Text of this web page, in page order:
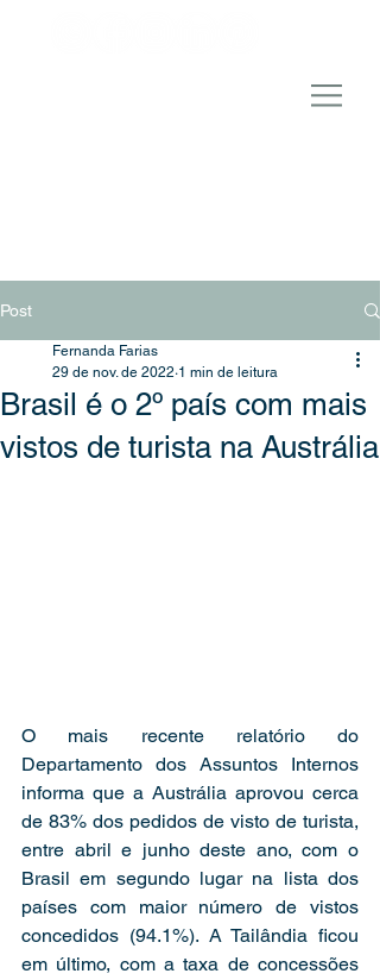
Post
Brasil é o 2º país com mais
vistos de turista na Austrália
Fernanda Farias
29 de nov. de 2022 1 min de leitura
O mais recente relatório do
Departamento dos Assuntos Internos
informa que a Austrália aprovou cerca
de 83% dos pedidos de visto de turista,
entre abril e junho deste ano, com o
Brasil em segundo lugar na lista dos
países com maior número de vistos
concedidos (94.1%). A Tailândia ficou
em último, com a taxa de concessões